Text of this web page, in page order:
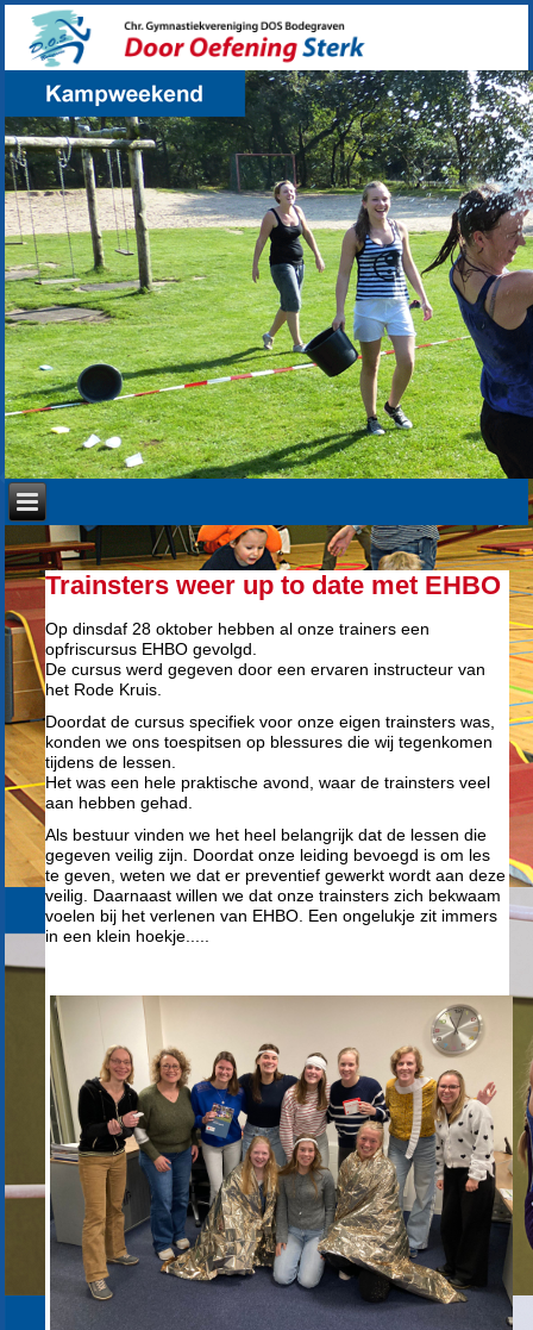
Trainsters weer up to date met EHBO
Op dinsdaf 28 oktober hebben al onze trainers een
opfriscursus EHBO gevolgd.
De cursus werd gegeven door een ervaren instructeur van
het Rode Kruis.
Doordat de cursus specifiek voor onze eigen trainsters was,
konden we ons toespitsen op blessures die wij tegenkomen
tijdens de lessen.
Het was een hele praktische avond, waar de trainsters veel
aan hebben gehad.
Als bestuur vinden we het heel belangrijk dat de lessen die
gegeven veilig zijn. Doordat onze leiding bevoegd is om les
te geven, weten we dat er preventief gewerkt wordt aan deze
veilig. Daarnaast willen we dat onze trainsters zich bekwaam
voelen bij het verlenen van EHBO. Een ongelukje zit immers
in een klein hoekje.....